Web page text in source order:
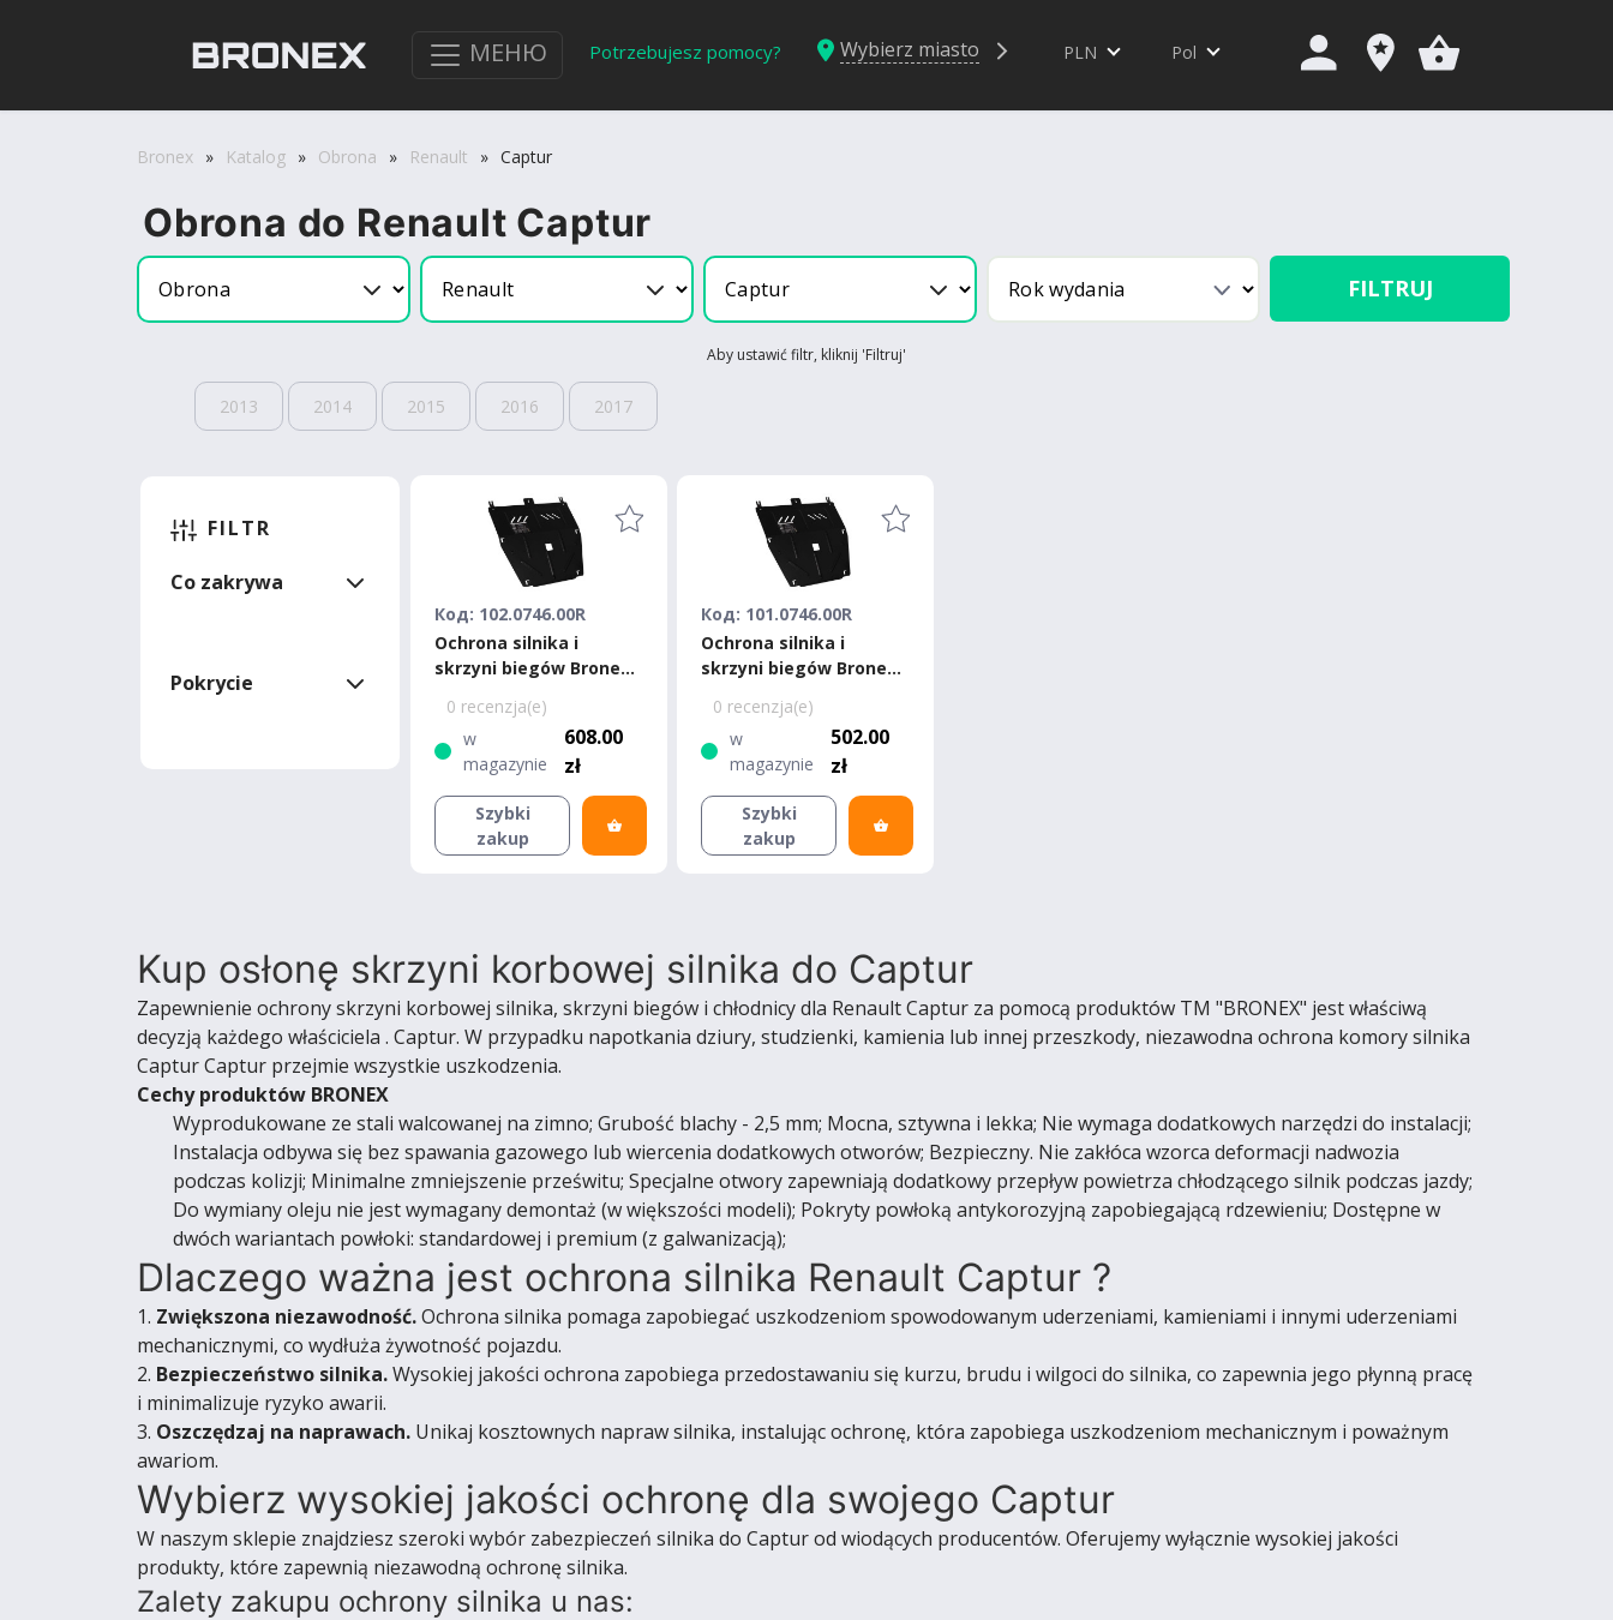
МЕНЮ Potrzebujesz pomocy? Wybierz miasto PLN Pol
Bronex » Katalog » Obrona » Renault » Captur
Obrona do Renault Captur
FILTRUJ
Aby ustawić filtr, kliknij 'Filtruj'
2013 2014 2015 2016 2017
FILTR
Co zakrywa
Pokrycie
Код: 102.0746.00R
Ochrona silnika i
skrzyni biegów Bronex
0 recenzja(e)
w
magazynie
608.00
zł
Szybki
zakup
Код: 101.0746.00R
Ochrona silnika i
skrzyni biegów Bronex
0 recenzja(e)
w
magazynie
502.00
zł
Szybki
zakup
Kup osłonę skrzyni korbowej silnika do Captur
Zapewnienie ochrony skrzyni korbowej silnika, skrzyni biegów i chłodnicy dla Renault Captur za pomocą produktów TM "BRONEX" jest właściwą
decyzją każdego właściciela . Captur. W przypadku napotkania dziury, studzienki, kamienia lub innej przeszkody, niezawodna ochrona komory silnika
Captur Captur przejmie wszystkie uszkodzenia.
Cechy produktów BRONEX
Wyprodukowane ze stali walcowanej na zimno; Grubość blachy - 2,5 mm; Mocna, sztywna i lekka; Nie wymaga dodatkowych narzędzi do instalacji;
Instalacja odbywa się bez spawania gazowego lub wiercenia dodatkowych otworów; Bezpieczny. Nie zakłóca wzorca deformacji nadwozia
podczas kolizji; Minimalne zmniejszenie prześwitu; Specjalne otwory zapewniają dodatkowy przepływ powietrza chłodzącego silnik podczas jazdy;
Do wymiany oleju nie jest wymagany demontaż (w większości modeli); Pokryty powłoką antykorozyjną zapobiegającą rdzewieniu; Dostępne w
dwóch wariantach powłoki: standardowej i premium (z galwanizacją);
Dlaczego ważna jest ochrona silnika Renault Captur ?
1. Zwiększona niezawodność.Ochrona silnika pomaga zapobiegać uszkodzeniom spowodowanym uderzeniami, kamieniami i innymi uderzeniami
mechanicznymi, co wydłuża żywotność pojazdu.
2. Bezpieczeństwo silnika.Wysokiej jakości ochrona zapobiega przedostawaniu się kurzu, brudu i wilgoci do silnika, co zapewnia jego płynną pracę
i minimalizuje ryzyko awarii.
3. Oszczędzaj na naprawach. Unikaj kosztownych napraw silnika, instalując ochronę, która zapobiega uszkodzeniom mechanicznym i poważnym
awariom.
Wybierz wysokiej jakości ochronę dla swojego Captur
W naszym sklepie znajdziesz szeroki wybór zabezpieczeń silnika do Captur od wiodących producentów. Oferujemy wyłącznie wysokiej jakości
produkty, które zapewnią niezawodną ochronę silnika.
Zalety zakupu ochrony silnika u nas: